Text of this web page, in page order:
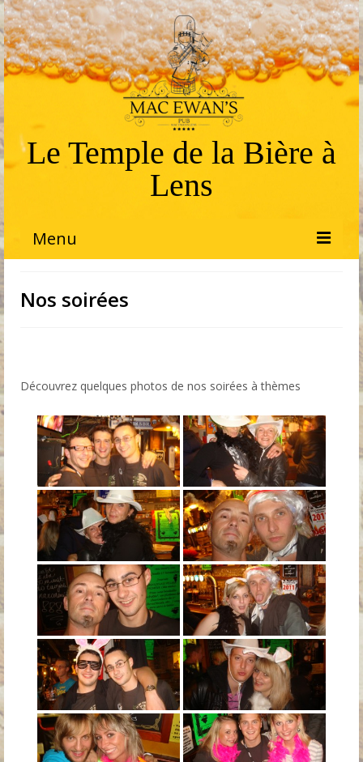
Le Temple de la Bière à
Lens
Menu
Whiskys
Rhums
Spécialités
Brasserie
Soirées
La Suite
Karaoke Lens
Contact
Nos soirées
Découvrez quelques photos de nos soirées à thèmes